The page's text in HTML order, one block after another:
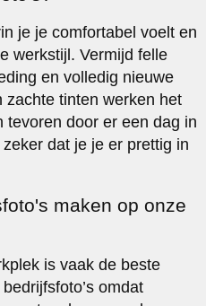
je je comfortabel voelt en
werkstijl. Vermijd felle
en volledig nieuwe
zachte tinten werken het
tevoren door er een dag in
dat je je er prettig in
maken op onze
is vaak de beste
omdat